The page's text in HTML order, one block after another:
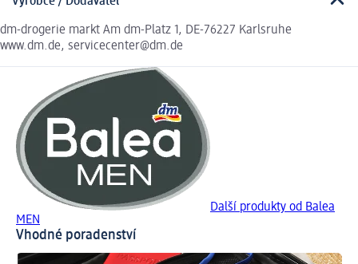
dm-drogerie markt Am dm-Platz 1, DE-76227 Karlsruhe
www.dm.de, servicecenter@dm.de
Další produkty od Balea
MEN
Vhodné poradenství